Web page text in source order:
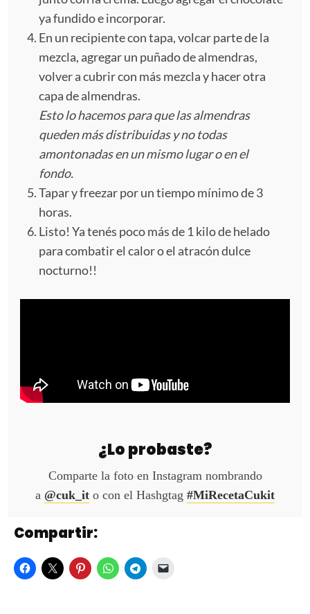
ya fundido e incorporar.
En un recipiente con tapa, volcar parte de la
mezcla, agregar un puñado de almendras,
volver a cubrir con más mezcla y hacer otra
capa de almendras.
Esto lo hacemos para que las almendras
queden más distribuidas y no todas
amontonadas en un mismo lugar o en el
fondo.
Tapar y freezar por un tiempo mínimo de 3
horas.
Listo! Ya tenés poco más de 1 kilo de helado
para combatir el calor o el atracón dulce
nocturno!!
¿Lo probaste?
Comparte la foto en Instagram nombrando
a @cuk_it o con el Hashgtag #MiRecetaCukit
Compartir: